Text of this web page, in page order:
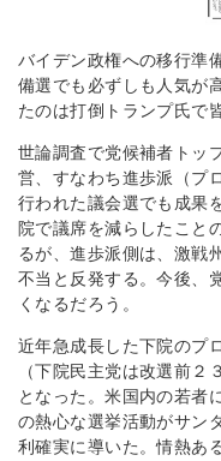
バイデン政権への移行準
備選でも必ずしも人気が
たのは打倒トランプ氏で
世論調査で党候補者トッ
営、すなわち進歩派（プ
行われた議会選でも成果
院で議席を減らしたこと
るが、進歩派側は、激戦
不当と反発する。今後、
くなるだろう。
近年急成長した下院のプ
（下院民主党は改選前２
となった。米国内の若者
の熱心な選挙活動がサン
利確実に導いた。情熱あ